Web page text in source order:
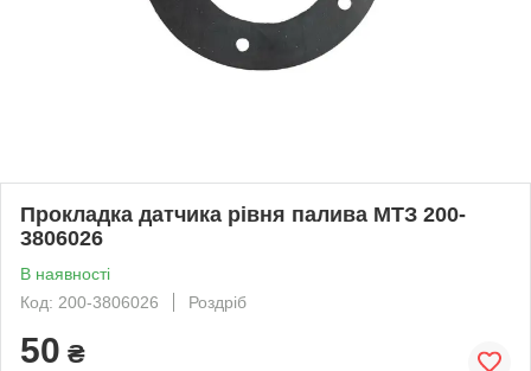
Прокладка датчика рівня палива МТЗ 200-
3806026
В наявності
Код: 200-3806026
Роздріб
50 ₴